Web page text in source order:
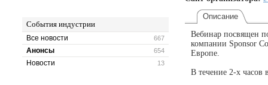
События индустрии
667
Все новости
654
Анонсы
13
Новости
Описание
Вебинар посвящен
компании Sponsor
Европе.
В течение 2-х